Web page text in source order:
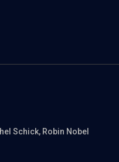
Schick, Robin Nobel